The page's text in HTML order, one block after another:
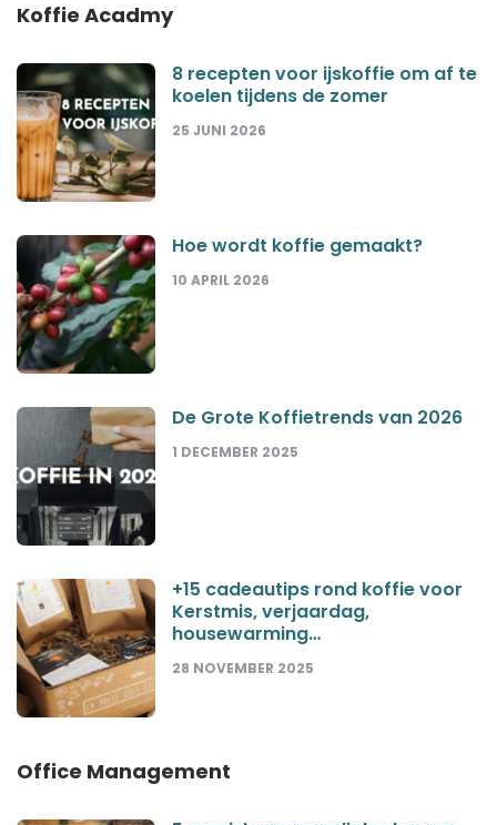
Koffie Acadmy
8 recepten voor ijskoffie om af te
koelen tijdens de zomer
25 JUNI 2026
Hoe wordt koffie gemaakt?
10 APRIL 2026
De Grote Koffietrends van 2026
1 DECEMBER 2025
+15 cadeautips rond koffie voor
Kerstmis, verjaardag,
housewarming…
28 NOVEMBER 2025
Office Management